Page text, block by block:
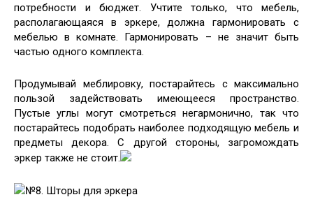
потребности и бюджет. Учтите только, что мебель,
располагающаяся в эркере, должна гармонировать с
мебелью в комнате. Гармонировать – не значит быть
частью одного комплекта.
Продумывай меблировку, постарайтесь с максимально
пользой задействовать имеющееся пространство.
Пустые углы могут смотреться негармонично, так что
постарайтесь подобрать наиболее подходящую мебель и
предметы декора. С другой стороны, загромождать
эркер также не стоит.
№8. Шторы для эркера